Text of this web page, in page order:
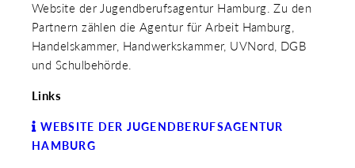
Website der Jugendberufsagentur Hamburg. Zu den
Partnern zählen die Agentur für Arbeit Hamburg,
Handelskammer, Handwerkskammer, UVNord, DGB
und Schulbehörde.
Links
WEBSITE DER JUGENDBERUFSAGENTUR
HAMBURG